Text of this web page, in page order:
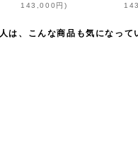
143,000 円 )
は、こんな商品も気になって